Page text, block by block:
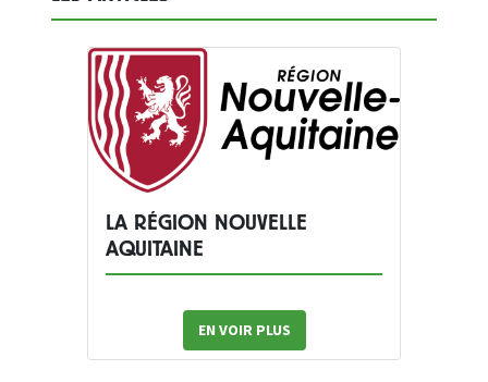
LA RÉGION NOUVELLE
AQUITAINE
EN VOIR PLUS